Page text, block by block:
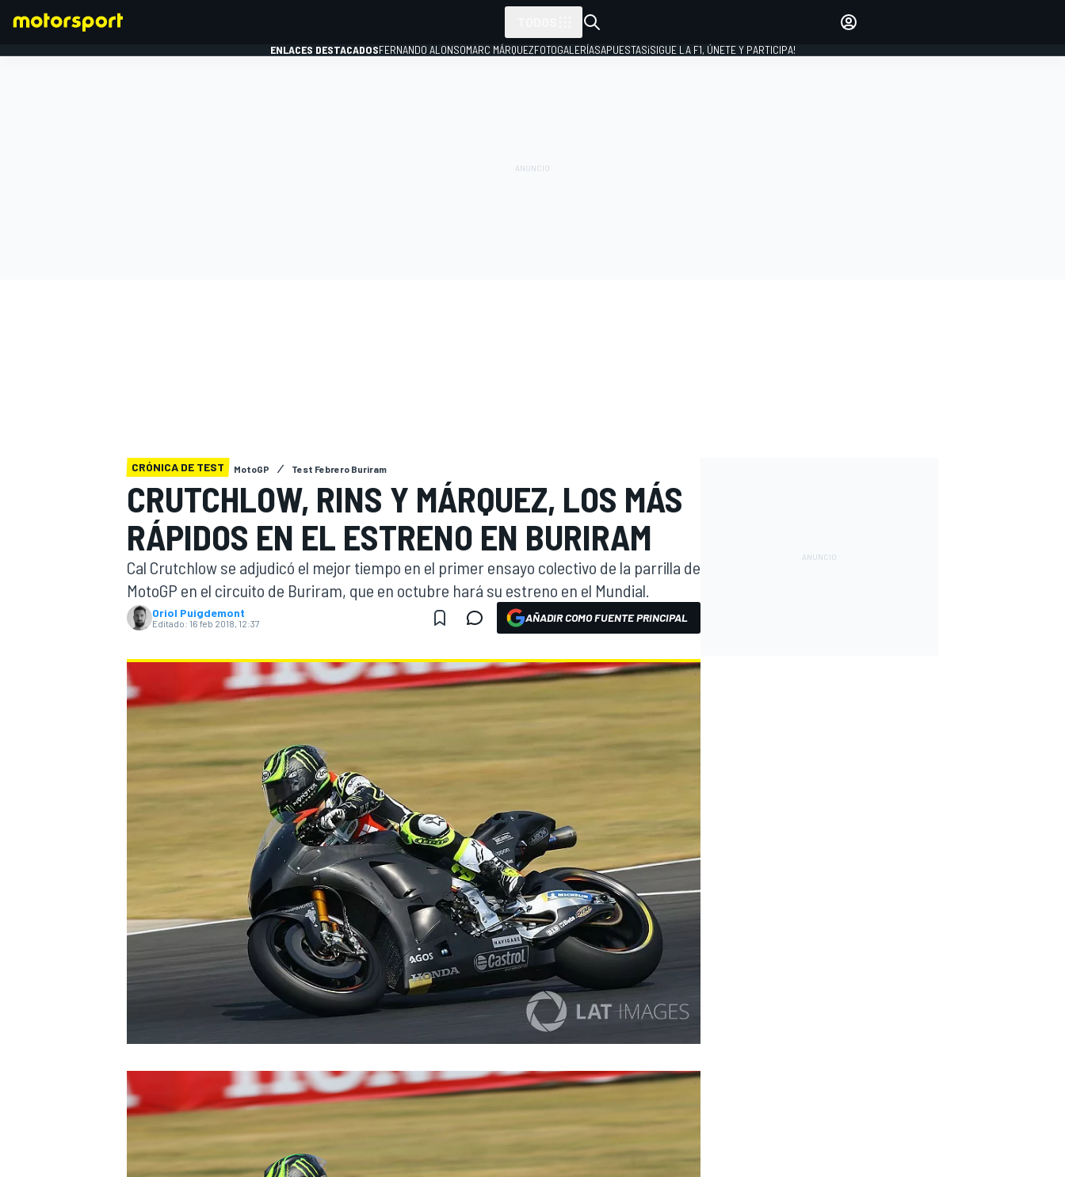
WEC
ENLACES DESTACADOSFERNANDO ALONSOMARC MÁRQUEZFOTOGALERÍASAPUESTAS¡SIGUE LA F1, ÚNETE Y PARTICIPA!
CRÓNICA DE TEST MotoGP Test Febrero Buriram
CRUTCHLOW, RINS Y MÁRQUEZ, LOS MÁS
RÁPIDOS EN EL ESTRENO EN BURIRAM
Cal Crutchlow se adjudicó el mejor tiempo en el primer ensayo colectivo de la parrilla de
MotoGP en el circuito de Buriram, que en octubre hará su estreno en el Mundial.
Oriol Puigdemont
Editado: 16 feb 2018, 12:37 AÑADIR COMO FUENTE PRINCIPAL